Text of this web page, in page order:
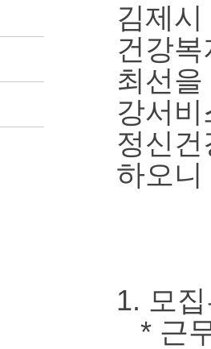
김제
건강
최선
강서
정신
하오
1. 모
* 근